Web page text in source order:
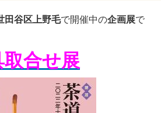
田谷区上野毛で開催中の企画展で
合せ展